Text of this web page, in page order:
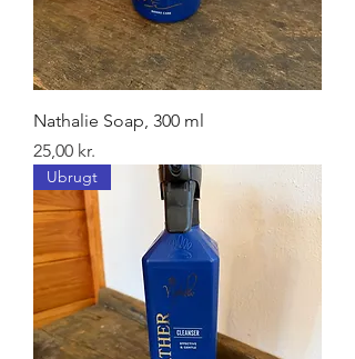
Nathalie Soap, 300 ml
Pris
25,00 kr.
Ubrugt